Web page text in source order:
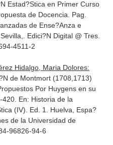
Estad?Stica en Primer Curso
de Docencia. Pag.
de Ense?Anza e
. Sevilla,. Edici?N Digital @ Tres.
4511-2
Hidalgo, Maria Dolores:
de Montmort (1708,1713)
Por Huygens en su
En: Historia de la
(IV) . Ed. 1. Huelva, Espa?
de la Universidad de
96826-94-6